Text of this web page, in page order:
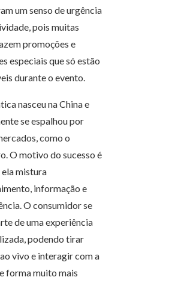
um senso de urgência
pois muitas
promoções e
especiais que só estão
durante o evento.
nasceu na China e
se espalhou por
como o
O motivo do sucesso é
mistura
informação e
O consumidor se
de uma experiência
podendo tirar
vivo e interagir com a
forma muito mais